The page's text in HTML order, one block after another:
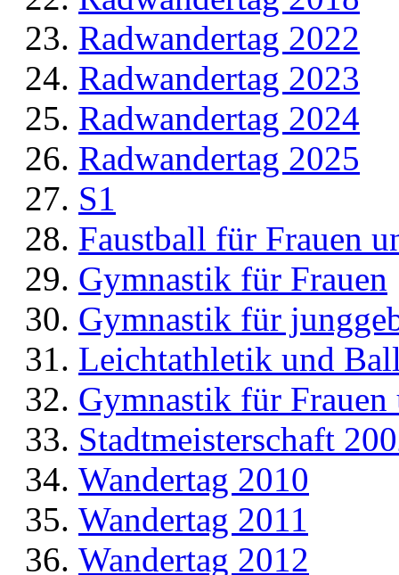
Radwandertag 2022
Radwandertag 2023
Radwandertag 2024
Radwandertag 2025
S1
Faustball für Frauen
Gymnastik für Frauen
Gymnastik für
Leichtathletik und
Gymnastik für Frauen
Stadtmeisterschaft
Wandertag 2010
Wandertag 2011
Wandertag 2012